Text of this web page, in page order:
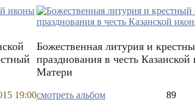
19:00
Божественная литурия и
празднования в честь
Матери
смотреть альбом 89